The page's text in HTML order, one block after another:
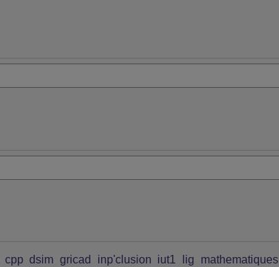
cpp dsim gricad inp'clusion iut1 lig mathematiques